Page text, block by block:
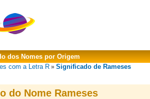
dos Nomes por Origem
com a Letra R » Significado de Rameses
do Nome Rameses